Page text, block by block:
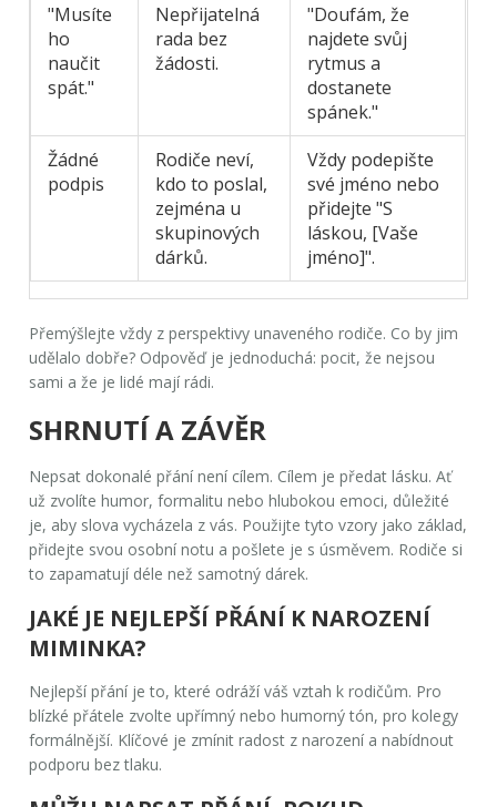
"Musíte
ho
naučit
spát."
Nepřijatelná
rada bez
žádosti.
"Doufám, že
najdete svůj
rytmus a
dostanete
spánek."
Žádné
podpis
Rodiče neví,
kdo to poslal,
zejména u
skupinových
dárků.
Vždy podepište
své jméno nebo
přidejte "S
láskou, [Vaše
jméno]".
Přemýšlejte vždy z perspektivy unaveného rodiče. Co by jim
udělalo dobře? Odpověď je jednoduchá: pocit, že nejsou
sami a že je lidé mají rádi.
SHRNUTÍ A ZÁVĚR
Nepsat dokonalé přání není cílem. Cílem je předat lásku. Ať
už zvolíte humor, formalitu nebo hlubokou emoci, důležité
je, aby slova vycházela z vás. Použijte tyto vzory jako základ,
přidejte svou osobní notu a pošlete je s úsměvem. Rodiče si
to zapamatují déle než samotný dárek.
JAKÉ JE NEJLEPŠÍ PŘÁNÍ K NAROZENÍ
MIMINKA?
Nejlepší přání je to, které odráží váš vztah k rodičům. Pro
blízké přátele zvolte upřímný nebo humorný tón, pro kolegy
formálnější. Klíčové je zmínit radost z narození a nabídnout
podporu bez tlaku.